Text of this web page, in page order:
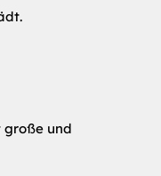
große und